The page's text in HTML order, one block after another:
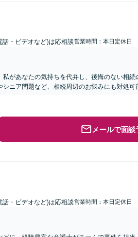
・ビデオなど)は応相談営業時間：本日定休日
私があなたの気持ちを代弁し、後悔のない相
ニア問題など、相続周辺のお悩みにも対処可
メールで面談
・ビデオなど)は応相談営業時間：本日定休日